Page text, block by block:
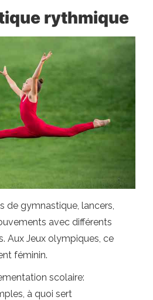
rythmique
de gymnastique, lancers,
avec différents
Aux Jeux olympiques, ce
féminin.
scolaire:
à quoi sert